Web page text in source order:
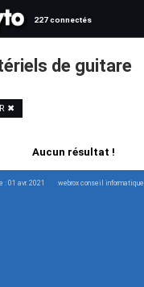
227 connectés
de guitare
✖
Aucun résultat !
: 01 avr. 2021 webrox conseil informatique